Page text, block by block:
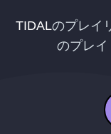
TIDALのプレイ
のプレイ